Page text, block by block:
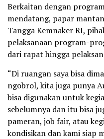
Berkaitan dengan
mendatang, papar
Tangga Kemnaker RI,
pelaksanaan program-
dari rapat hingga
“Di ruangan saya bisa
ngobrol, kita juga punya
bisa digunakan untuk
sebelumnya dan itu bisa
pameran, job fair, atau
kondisikan dan kami siap